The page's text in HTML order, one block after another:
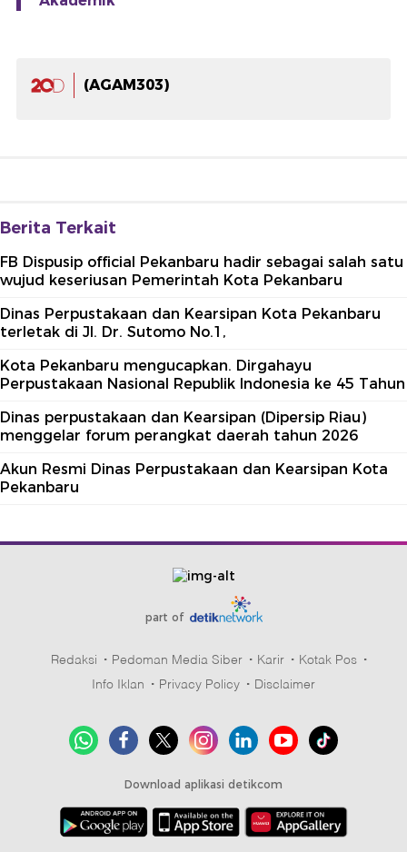
(AGAM303)
Berita Terkait
FB Dispusip official Pekanbaru hadir sebagai salah satu
wujud keseriusan Pemerintah Kota Pekanbaru
Dinas Perpustakaan dan Kearsipan Kota Pekanbaru
terletak di Jl. Dr. Sutomo No.1,
Kota Pekanbaru mengucapkan. Dirgahayu
Perpustakaan Nasional Republik Indonesia ke 45 Tahun
Dinas perpustakaan dan Kearsipan (Dipersip Riau)
menggelar forum perangkat daerah tahun 2026
Akun Resmi Dinas Perpustakaan dan Kearsipan Kota
Pekanbaru
part of
Redaksi Pedoman Media Siber Karir
Kotak Pos
Info Iklan
Privacy Policy Disclaimer
Download aplikasi detikcom